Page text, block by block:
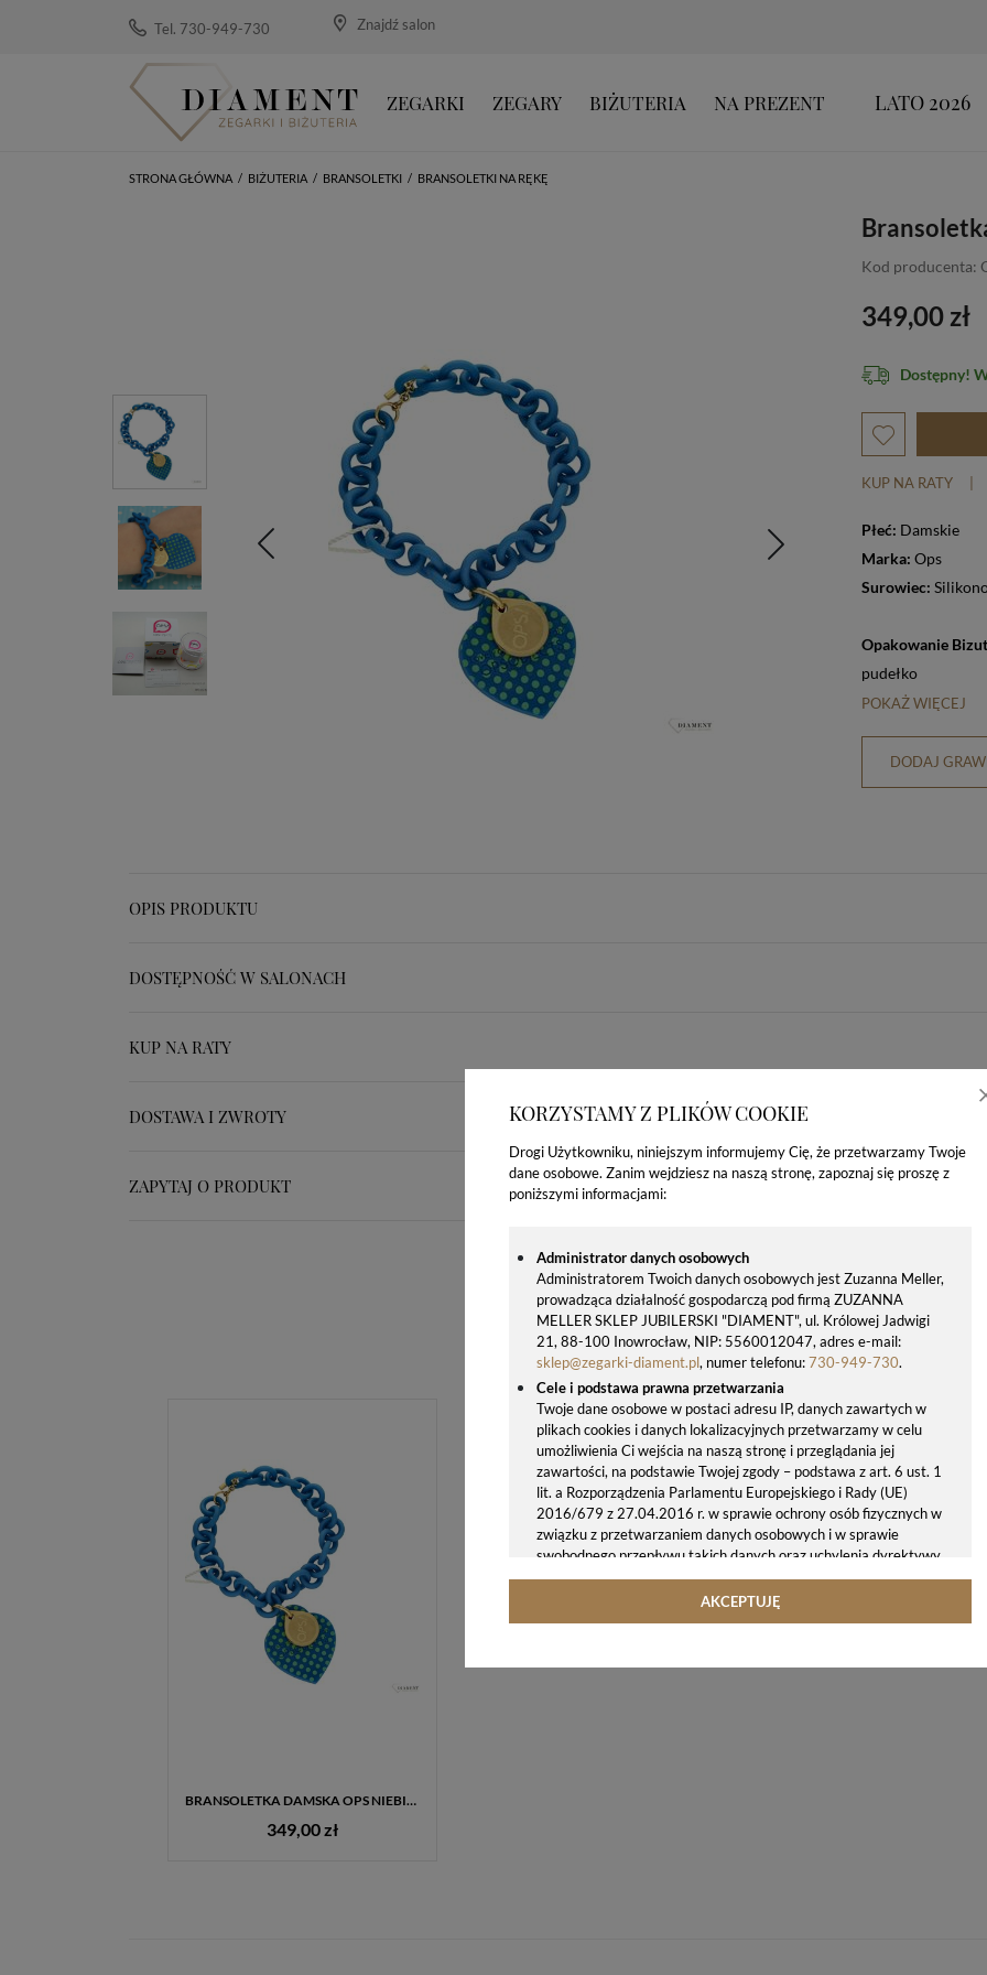
KORZYSTAMY Z PLIKÓW COOKIE
Drogi Użytkowniku, niniejszym informujemy Cię, że przetwarzamy Twoje
dane osobowe. Zanim wejdziesz na naszą stronę, zapoznaj się proszę z
poniższymi informacjami:
Administrator danych osobowych
Administratorem Twoich danych osobowych jest Zuzanna Meller,
prowadząca działalność gospodarczą pod firmą ZUZANNA
MELLER SKLEP JUBILERSKI "DIAMENT", ul. Królowej Jadwigi
21, 88-100 Inowrocław, NIP: 5560012047, adres e-mail:
sklep@zegarki-diament.pl, numer telefonu:730-949-730.
Cele i podstawa prawna przetwarzania
Twoje dane osobowe w postaci adresu IP, danych zawartych w
plikach cookies i danych lokalizacyjnych przetwarzamy w celu
umożliwienia Ci wejścia na naszą stronę i przeglądania jej
zawartości, na podstawie Twojej zgody – podstawa z art. 6 ust. 1
lit. a Rozporządzenia Parlamentu Europejskiego i Rady (UE)
2016/679 z 27.04.2016 r. w sprawie ochrony osób fizycznych w
związku z przetwarzaniem danych osobowych i w sprawie
swobodnego przepływu takich danych oraz uchylenia dyrektywy
95/46/WE (ogólne rozporządzenie o ochronie danych, tj. RODO).
Twoje dane osobowe możemy udostępniać hostingodawcy. Takie
zgodnie z naszymi poleceniami. Przekazujemy Twoje dane poza
AKCEPTUJĘ
Tel. 730-949-730 Znajdź salon
ZEGARKI ZEGARY BIŻUTERIA NA PREZENT LATO 2026
STRONA GŁÓWNA / BIŻUTERIA / BRANSOLETKI / BRANSOLETKI NA RĘKĘ
Kod producenta:
349,00 zł
Dostępny!
KUP NA RATY
Płeć: Damskie
Marka: Ops
Surowiec:
Opakowanie
pudełko
POKAŻ WIĘCEJ
DODAJ
OPIS PRODUKTU
DOSTĘPNOŚĆ W SALONACH
KUP NA RATY
DOSTAWA I ZWROTY
ZAPYTAJ O PRODUKT
OSTATNIO OGLĄDANE PRODUKTY
BRANSOLETKA DAMSKA OPS NIEBIESKIE SERCE
349,00 zł